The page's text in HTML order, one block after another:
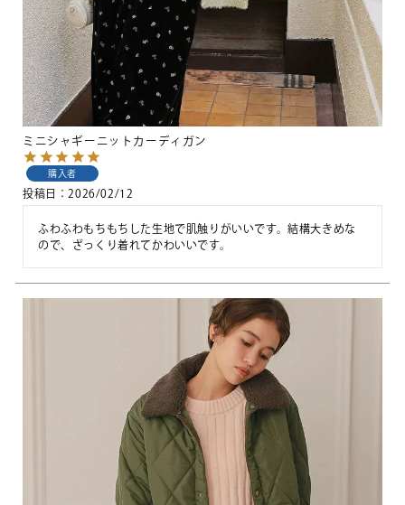
ミニシャギーニットカーディガン
購入者
投稿日 2026/02/12
ふわふわもちもちした生地で肌触りがいいです。結構大きめな
ので、ざっくり着れてかわいいです。